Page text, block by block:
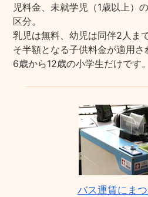
児料金、未就学児（1歳以上）
区分。
乳児は無料、幼児は同伴2人ま
そ半額となる子供料金が適用
6歳から12歳の小学生だけです。
バス運賃にま